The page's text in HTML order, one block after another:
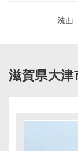
洗面
滋賀県大